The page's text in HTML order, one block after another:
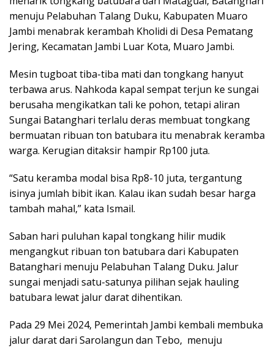
menuju Pelabuhan Talang Duku, Kabupaten Muaro
Jambi menabrak kerambah Kholidi di Desa Pematang
Jering, Kecamatan Jambi Luar Kota, Muaro Jambi.
Mesin tugboat tiba-tiba mati dan tongkang hanyut
terbawa arus. Nahkoda kapal sempat terjun ke sungai
berusaha mengikatkan tali ke pohon, tetapi aliran
Sungai Batanghari terlalu deras membuat tongkang
bermuatan ribuan ton batubara itu menabrak keramba
warga. Kerugian ditaksir hampir Rp100 juta.
“Satu keramba modal bisa Rp8-10 juta, tergantung
isinya jumlah bibit ikan. Kalau ikan sudah besar harga
tambah mahal,” kata Ismail.
Saban hari puluhan kapal tongkang hilir mudik
mengangkut ribuan ton batubara dari Kabupaten
Batanghari menuju Pelabuhan Talang Duku. Jalur
sungai menjadi satu-satunya pilihan sejak hauling
batubara lewat jalur darat dihentikan.
Pada 29 Mei 2024, Pemerintah Jambi kembali membuka
jalur darat dari Sarolangun dan Tebo, menuju